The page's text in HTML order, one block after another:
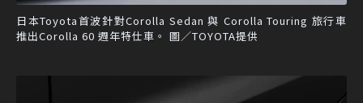
日本Toyota首波針對Corolla Sedan 與 Corolla Touring 旅行車
推出Corolla 60 週年特仕車。 圖／TOYOTA提供